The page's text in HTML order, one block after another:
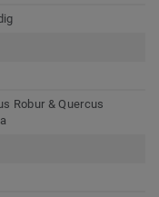
Robur & Quercus